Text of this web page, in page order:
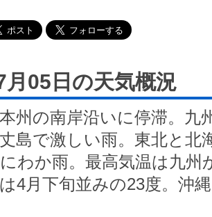
月05日の天気概況
州の南岸沿いに停滞。九
島で激しい雨。東北と北
わか雨。最高気温は九州
4月下旬並みの23度。沖